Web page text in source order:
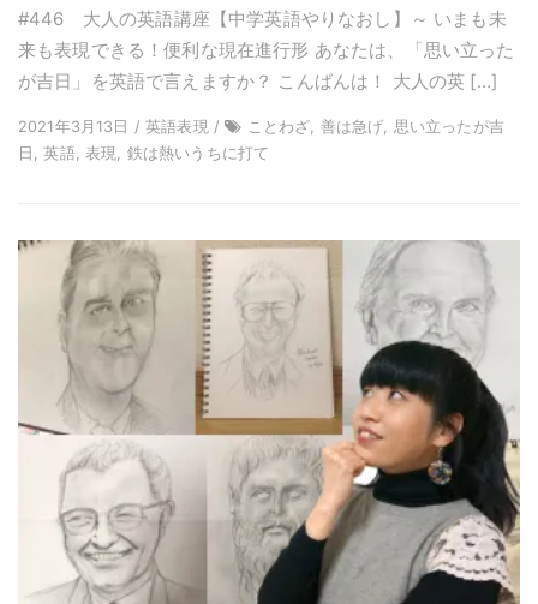
#446 大人の英語講座【中学英語やりなおし】～ いまも未
来も表現できる！便利な現在進行形 あなたは、「思い立った
が吉日」を英語で言えますか？ こんばんは！ 大人の英 […]
2021年3月13日 / 英語表現 /
ことわざ, 善は急げ, 思い立ったが吉
日, 英語, 表現, 鉄は熱いうちに打て